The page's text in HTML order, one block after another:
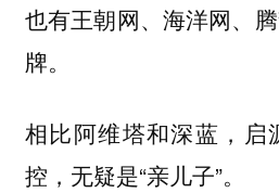
也有王朝网、海洋网、
牌。
相比阿维塔和深蓝，启
控，无疑是“亲儿子”。